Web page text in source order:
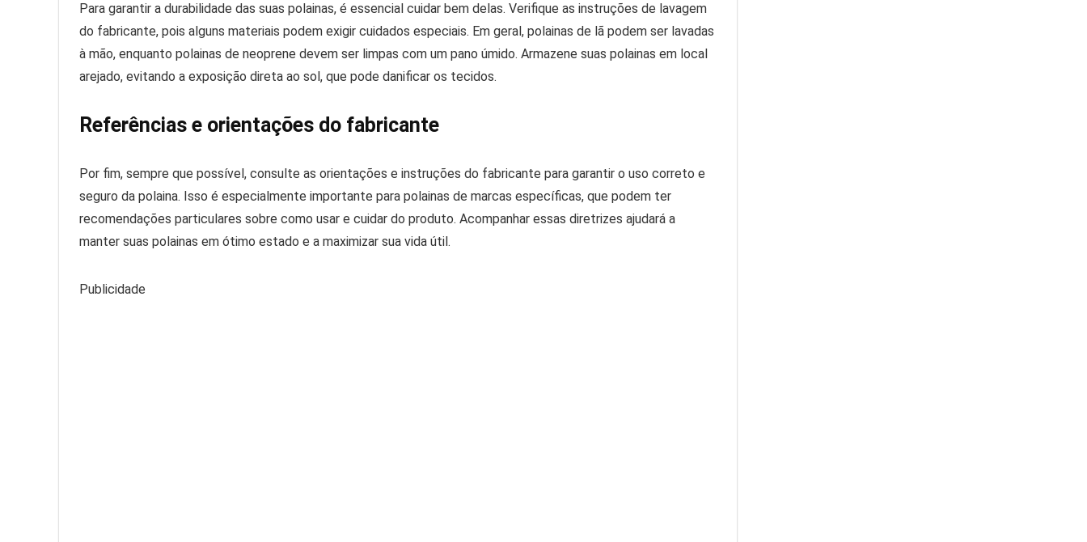
Para garantir a durabilidade das suas polainas, é essencial cuidar bem delas. Verifique as instruções de lavagem
do fabricante, pois alguns materiais podem exigir cuidados especiais. Em geral, polainas de lã podem ser lavadas
à mão, enquanto polainas de neoprene devem ser limpas com um pano úmido. Armazene suas polainas em local
arejado, evitando a exposição direta ao sol, que pode danificar os tecidos.
Referências e orientações do fabricante
Por fim, sempre que possível, consulte as orientações e instruções do fabricante para garantir o uso correto e
seguro da polaina. Isso é especialmente importante para polainas de marcas específicas, que podem ter
recomendações particulares sobre como usar e cuidar do produto. Acompanhar essas diretrizes ajudará a
manter suas polainas em ótimo estado e a maximizar sua vida útil.
Publicidade